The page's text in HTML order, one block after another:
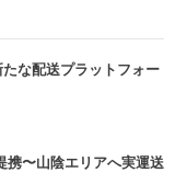
な配送プラットフォー
〜山陰エリアへ実運送